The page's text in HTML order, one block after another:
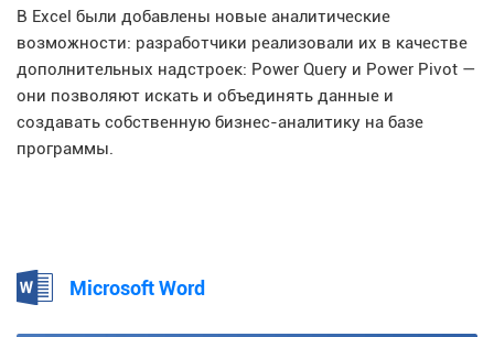
В Excel были добавлены новые аналитические
возможности: разработчики реализовали их в качестве
дополнительных надстроек: Power Query и Power Pivot —
они позволяют искать и объединять данные и
создавать собственную бизнес-аналитику на базе
программы.
Microsoft Word